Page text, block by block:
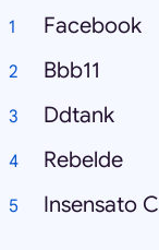
Facebook
Bbb11
Ddtank
Rebelde
Insensato